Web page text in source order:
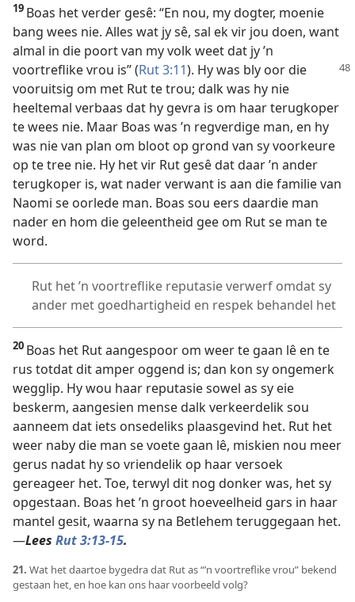
19 Boas het verder gesê: “En nou, my dogter, moenie
bang wees nie. Alles wat jy sê, sal ek vir jou doen, want
almal in die poort van my volk weet dat jy ’n
voortreflike vrou is” (Rut 3:11). Hy was bly oor die
vooruitsig om met Rut te trou; dalk was hy nie
heeltemal verbaas dat hy gevra is om haar terugkoper
te wees nie. Maar Boas was ’n regverdige man, en hy
was nie van plan om bloot op grond van sy voorkeure
op te tree nie. Hy het vir Rut gesê dat daar ’n ander
terugkoper is, wat nader verwant is aan die familie van
Naomi se oorlede man. Boas sou eers daardie man
nader en hom die geleentheid gee om Rut se man te
word.
Rut het ’n voortreflike reputasie verwerf omdat sy
ander met goedhartigheid en respek behandel het
20 Boas het Rut aangespoor om weer te gaan lê en te
rus totdat dit amper oggend is; dan kon sy ongemerk
wegglip. Hy wou haar reputasie sowel as sy eie
beskerm, aangesien mense dalk verkeerdelik sou
aanneem dat iets onsedeliks plaasgevind het. Rut het
weer naby die man se voete gaan lê, miskien nou meer
gerus nadat hy so vriendelik op haar versoek
gereageer het. Toe, terwyl dit nog donker was, het sy
opgestaan. Boas het ’n groot hoeveelheid gars in haar
mantel gesit, waarna sy na Betlehem teruggegaan het.
—Lees Rut 3:13-15.
21. Wat het daartoe bygedra dat Rut as “’n voortreflike vrou” bekend
gestaan het, en hoe kan ons haar voorbeeld volg?